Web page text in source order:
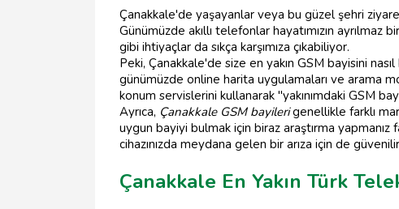
Çanakkale'de yaşayanlar veya bu güzel şehri
Günümüzde akıllı telefonlar hayatımızın ayrılmaz
gibi ihtiyaçlar da sıkça karşımıza çıkabiliyor.
Peki, Çanakkale'de size en yakın GSM bayisini
günümüzde online harita uygulamaları ve arama
konum servislerini kullanarak "yakınımdaki GSM
Ayrıca, Çanakkale GSM bayilerigenellikle farklı
uygun bayiyi bulmak için biraz araştırma yapmanız
cihazınızda meydana gelen bir arıza için de
Çanakkale En Yakın Türk